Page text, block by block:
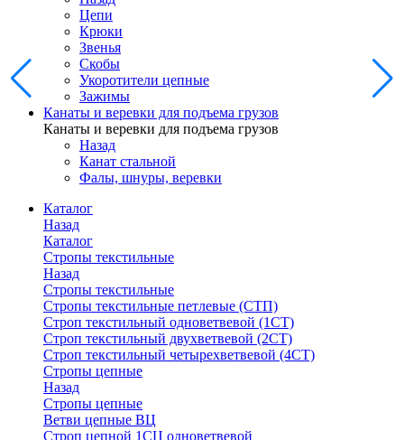
Цепи
Крюки
Звенья
Скобы
Укоротители цепные
Зажимы
Канаты и веревки для подъема грузов
Канаты и веревки для подъема грузов
Назад
Канат стальной
Фалы, шнуры, веревки
Каталог
Назад
Каталог
Стропы текстильные
Назад
Стропы текстильные
Стропы текстильные петлевые (СТП)
Строп текстильный одноветвевой (1СТ)
Строп текстильный двухветвевой (2СТ)
Строп текстильный четырехветвевой (4СТ)
Стропы цепные
Назад
Стропы цепные
Ветви цепные ВЦ
Строп цепной 1СЦ одноветвевой